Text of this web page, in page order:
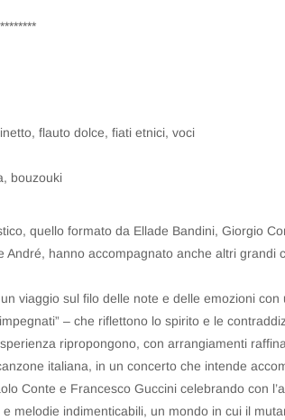
flauto dolce, fiati etnici, voci
bouzouki
quello formato da Ellade Bandini, Giorgio
André, hanno accompagnato anche altri grandi
viaggio sul filo delle note e delle emozioni
– che riflettono lo spirito e le
ripropongono, con arrangiamenti
italiana, in un concerto che intende
Conte e Francesco Guccini celebrando con
melodie indimenticabili, un mondo in cui il